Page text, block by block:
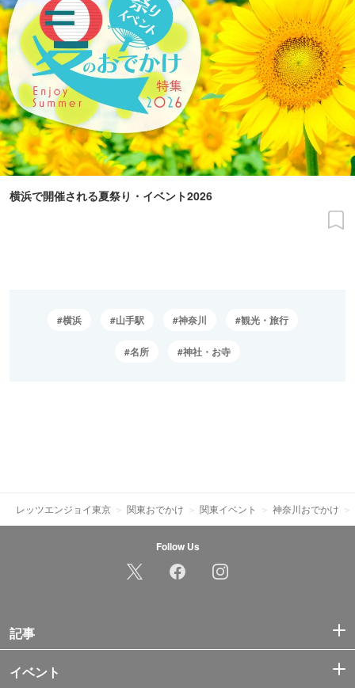
横浜で開催される夏祭り・イベント2026
横浜 山手駅 神奈川 観光・旅行
名所 神社・お寺
レッツエンジョイ東京 関東おでかけ 関東イベント 神奈川おでかけ
Follow Us
記事
イベント